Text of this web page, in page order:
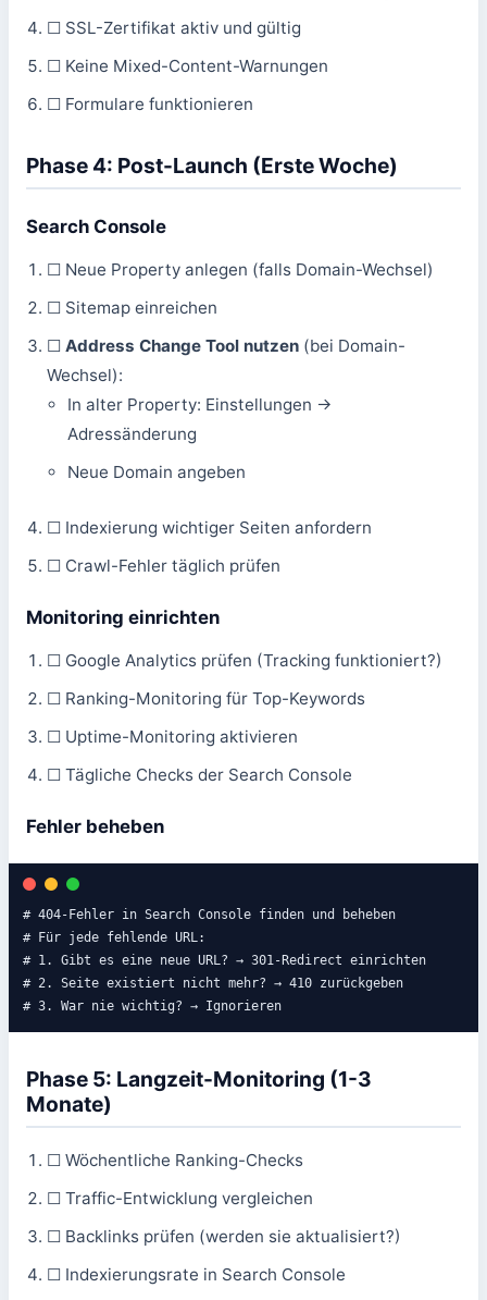
☐ SSL-Zertifikat aktiv und gültig
☐ Keine Mixed-Content-Warnungen
☐ Formulare funktionieren
Phase 4: Post-Launch (Erste Woche)
Search Console
☐ Neue Property anlegen (falls Domain-Wechsel)
☐ Sitemap einreichen
☐Address Change Tool nutzen (bei Domain-
Wechsel):
In alter Property: Einstellungen →
Adressänderung
Neue Domain angeben
☐ Indexierung wichtiger Seiten anfordern
☐ Crawl-Fehler täglich prüfen
Monitoring einrichten
☐ Google Analytics prüfen (Tracking funktioniert?)
☐ Ranking-Monitoring für Top-Keywords
☐ Uptime-Monitoring aktivieren
☐ Tägliche Checks der Search Console
Fehler beheben
# 404-Fehler in Search Console finden und beheben
# Für jede fehlende URL:
# 1. Gibt es eine neue URL? → 301-Redirect einrichten
# 2. Seite existiert nicht mehr? → 410 zurückgeben
# 3. War nie wichtig? → Ignorieren
Phase 5: Langzeit-Monitoring (1-3
Monate)
☐ Wöchentliche Ranking-Checks
☐ Traffic-Entwicklung vergleichen
☐ Backlinks prüfen (werden sie aktualisiert?)
☐ Indexierungsrate in Search Console